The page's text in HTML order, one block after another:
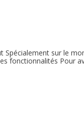
sur le
fonctionnalités Pour